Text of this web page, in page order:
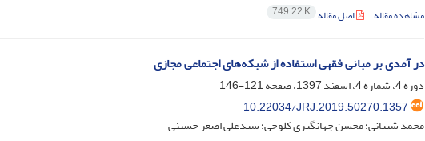
مشاهده مقاله اصل مقاله 749.22 K
در آمدی بر مبانی فقهی استفاده از شبکه‌های اجتماعی مجازی
دوره 4، شماره 4، اسفند 1397، صفحه
121-146
10.22034/JRJ.2019.50270.1357
محمد شیبانی؛ محسن جهانگیری کلوخی؛ سیدعلی اصغر حسینی